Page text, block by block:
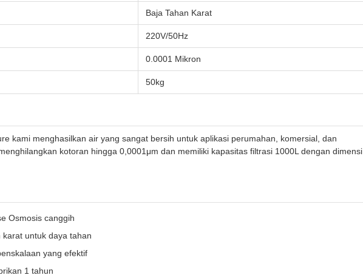
Baja Tahan Karat
220V/50Hz
0.0001 Mikron
50kg
kami menghasilkan air yang sangat bersih untuk aplikasi perumahan, komersial, dan
kotoran hingga 0,0001μm dan memiliki kapasitas filtrasi 1000L dengan dimensi
Osmosis canggih
untuk daya tahan
yang efektif
1 tahun